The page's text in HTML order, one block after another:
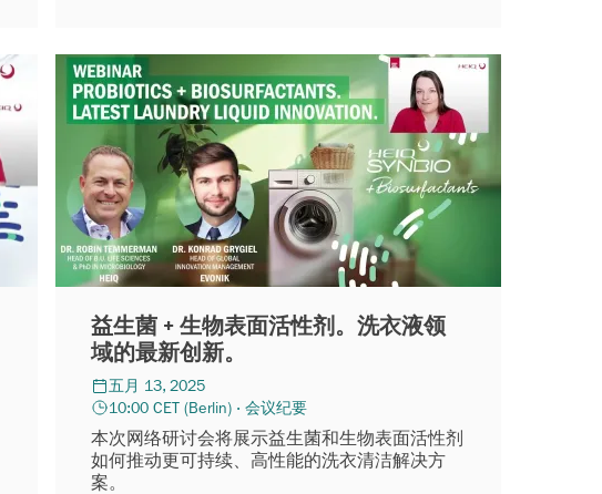
益生菌 + 生物表面活性剂。洗衣液领
域的最新创新。
五月 13, 2025
10:00 CET (Berlin) · 会议纪要
本次网络研讨会将展示益生菌和生物表面活性剂
如何推动更可持续、高性能的洗衣清洁解决方
案。